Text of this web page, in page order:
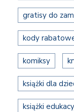
gratisy do
kody
komiksy
książki dla
książki